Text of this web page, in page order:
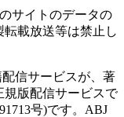
サイトのデータの
載放送等は禁止し
信サービスが、著
規版配信サービスで
号)です。ABJ